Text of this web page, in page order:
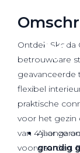
Ontdek Skoda
betrouwbare
flexibel
praktische
voor het gezin
van 4 jaar
voorwaarden.
Al onze
grondig